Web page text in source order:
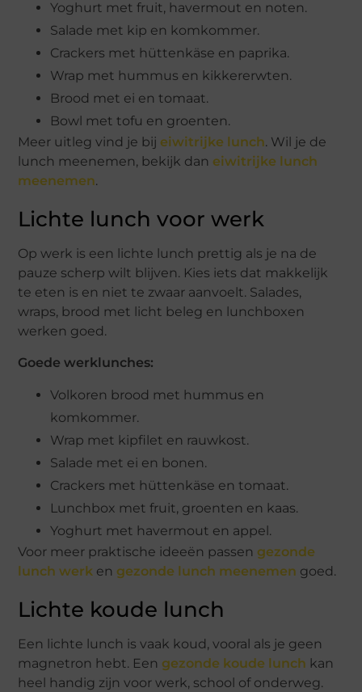
Yoghurt met fruit, havermout en noten.
Salade met kip en komkommer.
Crackers met hüttenkäse en paprika.
Wrap met hummus en kikkererwten.
Brood met ei en tomaat.
Bowl met tofu en groenten.
Meer uitleg vind je bij eiwitrijke lunch. Wil je de
lunch meenemen, bekijk dan eiwitrijke lunch
meenemen.
Lichte lunch voor werk
Op werk is een lichte lunch prettig als je na de
pauze scherp wilt blijven. Kies iets dat makkelijk
te eten is en niet te zwaar aanvoelt. Salades,
wraps, brood met licht beleg en lunchboxen
werken goed.
Goede werklunches:
Volkoren brood met hummus en
komkommer.
Wrap met kipfilet en rauwkost.
Salade met ei en bonen.
Crackers met hüttenkäse en tomaat.
Lunchbox met fruit, groenten en kaas.
Yoghurt met havermout en appel.
Voor meer praktische ideeën passen gezonde
lunch werk en gezonde lunch meenemen goed.
Lichte koude lunch
Een lichte lunch is vaak koud, vooral als je geen
magnetron hebt. Een gezonde koude lunch kan
heel handig zijn voor werk, school of onderweg.